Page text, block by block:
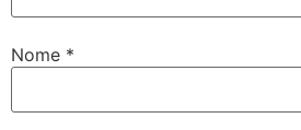
Nome *